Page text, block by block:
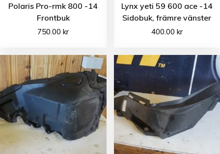
Polaris Pro-rmk 800 -14
Frontbuk
750.00kr
Lynx yeti 59 600 ace -14
Sidobuk, främre vänster
400.00 kr